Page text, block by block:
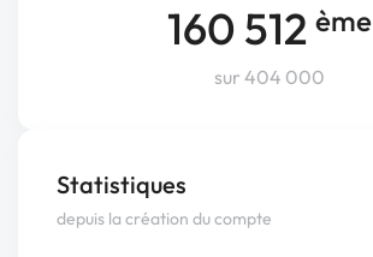
160 512 ème
sur 404 000
Statistiques
depuis la création du compte